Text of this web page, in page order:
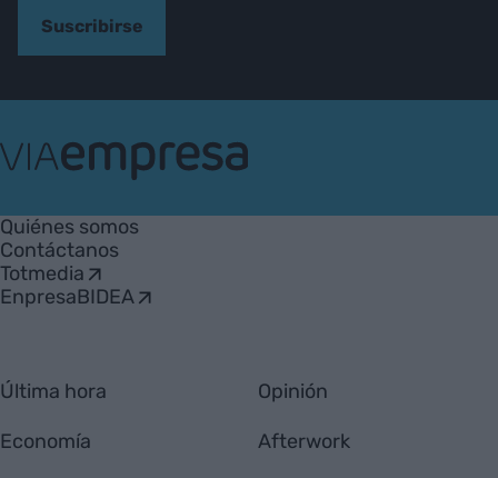
Suscribirse
Empresa
Quiénes somos
Contáctanos
Totmedia
EnpresaBIDEA
Última hora
Economía
Opinión
Afterwork